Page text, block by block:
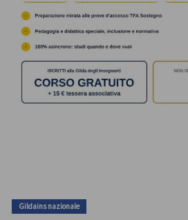
Gildains nazionale